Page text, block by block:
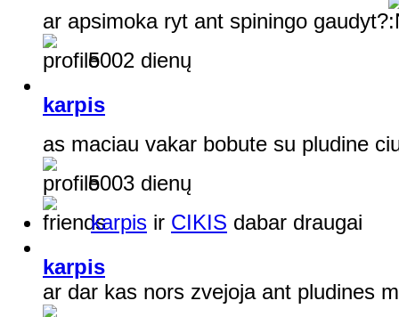
ar apsimoka ryt ant spiningo gaudyt?
5002 dienų
karpis
as maciau vakar bobute su pludine
5003 dienų
karpis ir CIKIS dabar draugai
karpis
ar dar kas nors zvejoja ant pludines